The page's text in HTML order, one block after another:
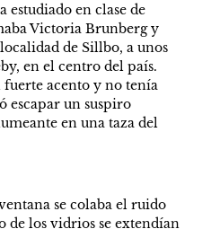
estudiado en clase de
Victoria Brunberg y
de Sillbo, a unos
en el centro del país.
fuerte acento y no tenía
escapar un suspiro
en una taza del
se colaba el ruido
de los vidrios se extendían